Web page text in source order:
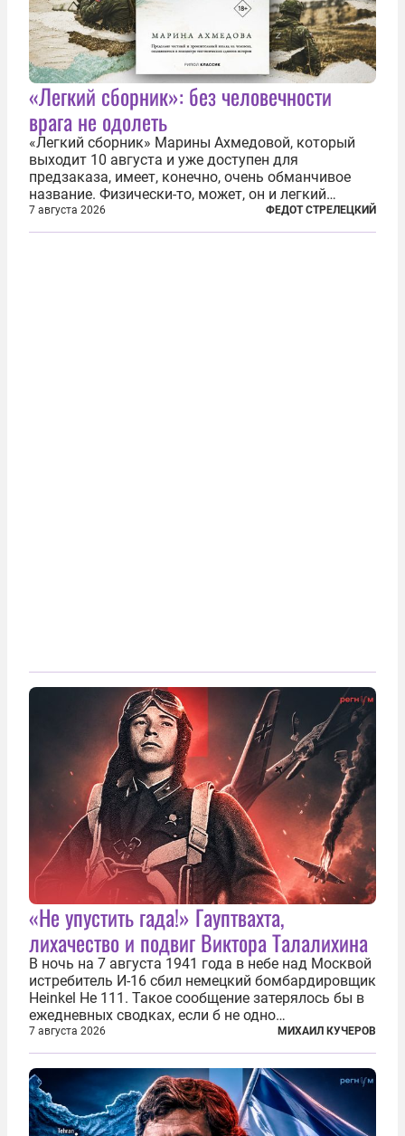
«Легкий сборник»: без человечности
врага не одолеть
«Легкий сборник» Марины Ахмедовой, который
выходит 10 августа и уже доступен для
предзаказа, имеет, конечно, очень обманчивое
название. Физически-то, может, он и легкий
относительно. Но метафизически —
безотносительно тяжелый. Десять рассказов,
7 августа 2026 ФЕДОТ СТРЕЛЕЦКИЙ
«Не упустить гада!» Гауптвахта,
лихачество и подвиг Виктора Талалихина
В ночь на 7 августа 1941 года в небе над Москвой
истребитель И-16 сбил немецкий бомбардировщик
Heinkel He 111. Такое сообщение затерялось бы в
ежедневных сводках, если б не одно
обстоятельство. Это был один из первых в
истории отечественной авиации ночных таранов.
У пилота — младшего лейтенанта...
7 августа 2026 МИХАИЛ КУЧЕРОВ